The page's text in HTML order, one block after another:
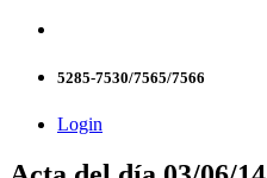
5285-7530/7565/7566
Login